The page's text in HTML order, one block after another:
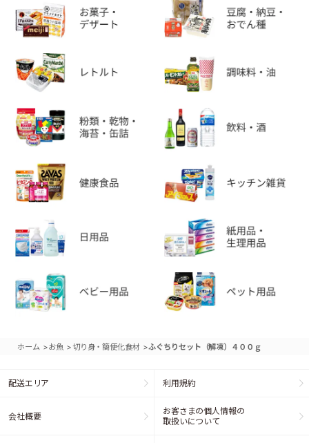
ホーム >お魚 >切り身・簡便化食材 >ふぐちりセット（解凍）４００ｇ
配送エリア 利用規約
会社概要
お客さまの個人情報の
取扱いについて